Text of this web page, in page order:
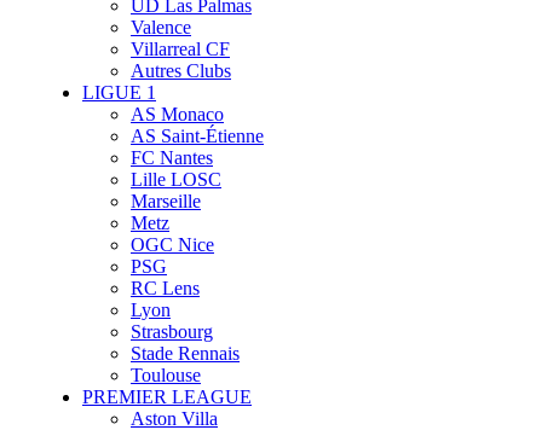
UD Las Palmas
Valence
Villarreal CF
Autres Clubs
LIGUE 1
AS Monaco
AS Saint-Étienne
FC Nantes
Lille LOSC
Marseille
Metz
OGC Nice
PSG
RC Lens
Lyon
Strasbourg
Stade Rennais
Toulouse
PREMIER LEAGUE
Aston Villa